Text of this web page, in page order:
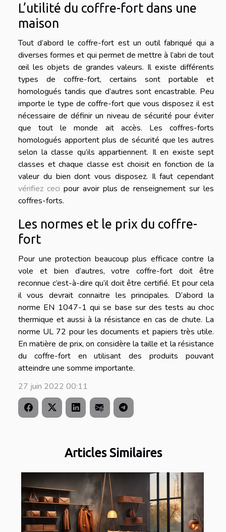
Articles Similaires
L’utilité du coffre-fort dans une
maison
Tout d’abord le coffre-fort est un outil fabriqué qui a
diverses formes et qui permet de mettre à l’abri de tout
œil les objets de grandes valeurs. Il existe différents
types de coffre-fort, certains sont portable et
homologués tandis que d’autres sont encastrable. Peu
importe le type de coffre-fort que vous disposez il est
nécessaire de définir un niveau de sécurité pour éviter
que tout le monde ait accès. Les coffres-forts
homologués apportent plus de sécurité que les autres
selon la classe qu’ils appartiennent. Il en existe sept
classes et chaque classe est choisit en fonction de la
valeur du bien dont vous disposez. Il faut cependant
vérifiez ceci pour avoir plus de renseignement sur les
coffres-forts.
Les normes et le prix du coffre-
fort
Pour une protection beaucoup plus efficace contre la
vole et bien d’autres, votre coffre-fort doit être
reconnue c’est-à-dire qu’il doit être certifié. Et pour cela
il vous devrait connaitre les principales. D’abord la
norme EN 1047-1 qui se base sur des tests au choc
thermique et aussi à la résistance en cas de chute. La
norme UL 72 pour les documents et papiers très utile.
En matière de prix, on considère la taille et la résistance
du coffre-fort en utilisant des produits pouvant
atteindre une somme importante.
27 juin 2022 00:11